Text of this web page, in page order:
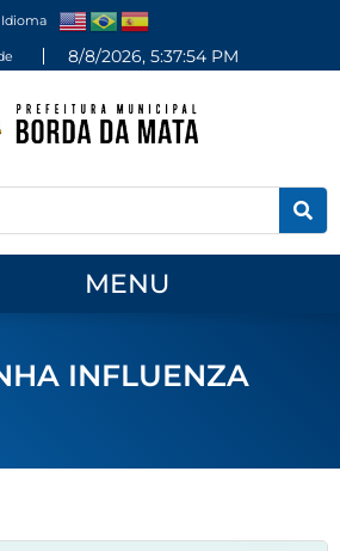
Idioma
8/8/2026, 5:37:54 PM
MENU
INFLUENZA